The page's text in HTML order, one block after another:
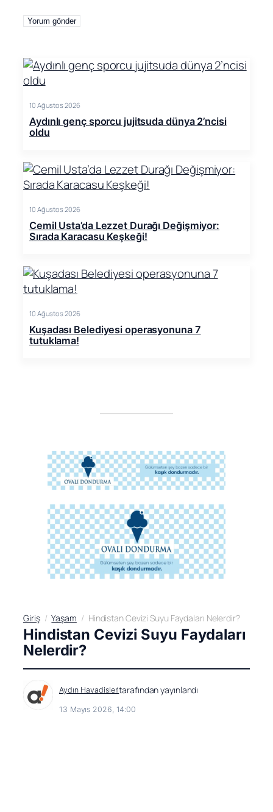
10 Ağustos 2026
Aydınlı genç sporcu jujitsuda dünya 2’ncisi
oldu
10 Ağustos 2026
Cemil Usta’da Lezzet Durağı Değişmiyor:
Sırada Karacasu Keşkeği!
10 Ağustos 2026
Kuşadası Belediyesi operasyonuna 7
tutuklama!
Giriş Yaşam Hindistan Cevizi Suyu Faydaları Nelerdir?
Hindistan Cevizi Suyu Faydaları
Nelerdir?
Aydın Havadisleritarafından yayınlandı
13 Mayıs 2026, 14:00